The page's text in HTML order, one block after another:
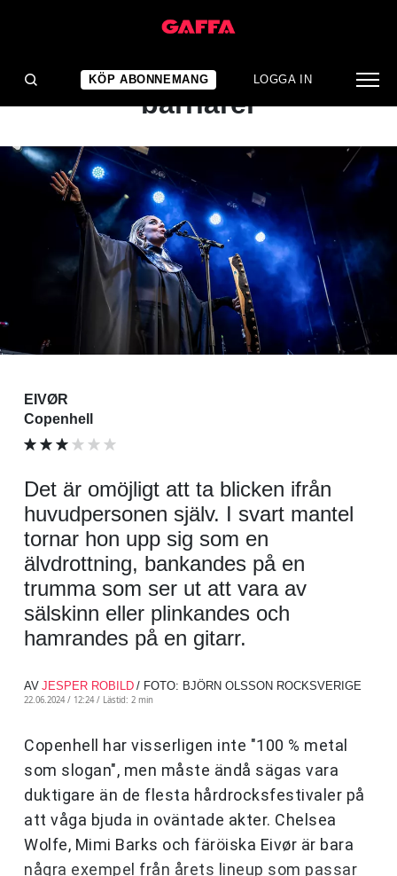
KÖP ABONNEMANG LOGGA IN
KONSERTRECENSION
Bryter mystikens
barriärer
EIVØR
Copenhell
Det är omöjligt att ta blicken ifrån
huvudpersonen själv. I svart mantel
tornar hon upp sig som en
älvdrottning, bankandes på en
trumma som ser ut att vara av
sälskinn eller plinkandes och
hamrandes på en gitarr.
AV JESPER ROBILD / FOTO: BJÖRN OLSSON ROCKSVERIGE
22.06.2024 / 12:24 / Lästid: 2 min
Copenhell har visserligen inte "100 % metal
som slogan", men måste ändå sägas vara
duktigare än de flesta hårdrocksfestivaler på
att våga bjuda in oväntade akter. Chelsea
Wolfe, Mimi Barks och färöiska Eivør är bara
några exempel från årets lineup som passar